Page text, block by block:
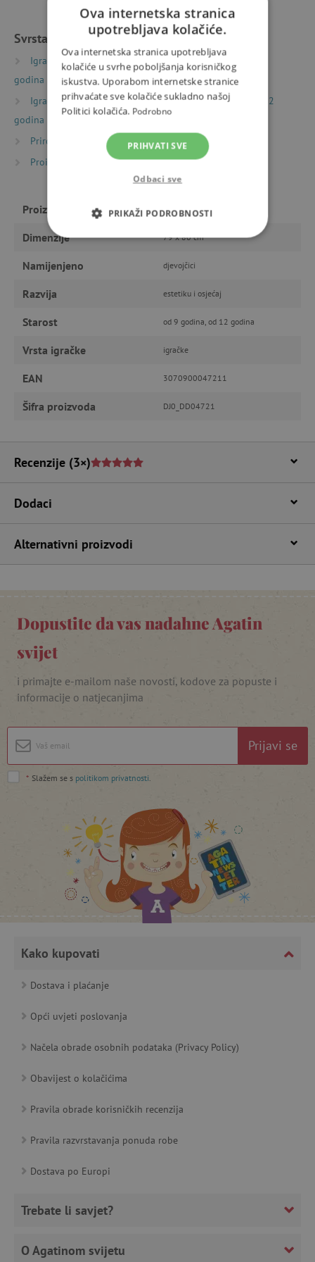
Svrstano u kategorije
Igračke prema starosti
Igre i igračke za djecu od 9
godina
Igračke prema starosti
Igre i igračke za djecu od 12
godina
Priroda i sport
Kišobrani in kabanice
Proizvođači
Djeco
Proizvođač Djeco
Dimenzije 79 x 80 cm
Namijenjeno djevojčici
Razvija estetiku i osjećaj
Starost od 9 godina, od 12 godina
Vrsta igračke igračke
EAN 3070900047211
Šifra proizvoda DJ0_DD04721
Recenzije (3×)
Dodaci
Alternativni proizvodi
Dopustite da vas nadahne Agatin
svijet
i primajte e-mailom naše novosti, kodove za popuste i
informacije o natjecanjima
Prijavi se
* Slažem se s politikom privatnosti
Kako kupovati
Dostava i plaćanje
Opći uvjeti poslovanja
Načela obrade osobnih podataka (Privacy Policy)
Obavijest o kolačićima
Pravila obrade korisničkih recenzija
Pravila razvrstavanja ponuda robe
Dostava po Europi
Trebate li savjet?
O Agatinom svijetu
Ova internetska stranica
upotrebljava kolačiće.
Ova internetska stranica upotrebljava
kolačiće u svrhe poboljšanja korisničkog
iskustva. Uporabom internetske stranice
prihvaćate sve kolačiće sukladno našoj
Politici kolačića. Podrobno
PRIHVATI SVE
Odbaci sve
PRIKAŽI PODROBNOSTI
NUŽNO POTREBNI KOLAČIĆI
Nužno potrebni kolačići
Izvedba
npr. upis korisnika na stranici te uređivanje
računa. Internetsku stranicu ne možete
odgovarajuće upotrebljavati bez nužno
/
www.agatinsvijet.hr
featureFlagIdentifier
lastVisitedProduct www.agatinsvijet.hr
_lb_ccc
featureFlagCheckoutExperimentVariant www.agatinsvijet.hr
product_filter_remember
_lb
__cf_bm
Googleovu politiku privatnosti